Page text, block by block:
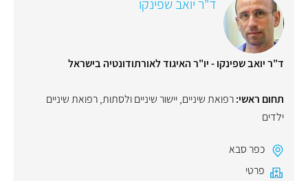
ד"ר יואב שפינקו
ד"ר יואב שפינקו - יו"ר האיגוד לאורתודונטיה בישראל
תחום ראשי:רפואת שיניים,יישור שיניים ולסתות,רפואת שיניים
ילדים
כפר סבא
פרטי